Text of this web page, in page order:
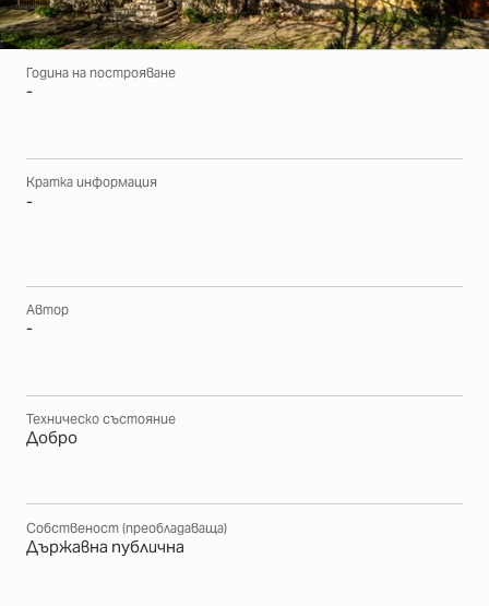
Година на построяване
-
Кратка информация
-
Автор
-
Техническо състояние
Добро
Собственост (преобладаваща)
Държавна публична